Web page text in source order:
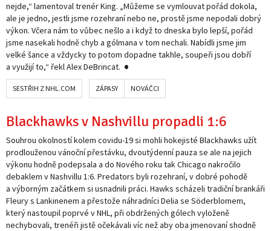
nejde,“ lamentoval trenér King. „Můžeme se vymlouvat pořád dokola,
ale je jedno, jestli jsme rozehraní nebo ne, prostě jsme nepodali dobrý
výkon. Včera nám to vůbec nešlo a i když to dneska bylo lepší, pořád
jsme nasekali hodně chyb a gólmana v tom nechali. Nabídli jsme jim
velké šance a vždycky to potom dopadne takhle, soupeři jsou dobří
a využijí to,“ řekl Alex DeBrincat.
SESTŘIH Z NHL.COM ZÁPASY NOVÁČCI
Blackhawks v Nashvillu propadli 1:6
Souhrou okolností kolem covidu-19 si mohli hokejisté Blackhawks užít
prodlouženou vánoční přestávku, dvoutýdenní pauza se ale na jejich
výkonu hodně podepsala a do Nového roku tak Chicago nakročilo
debaklem v Nashvillu 1:6. Predators byli rozehraní, v dobré pohodě
a výborným začátkem si usnadnili práci. Hawks scházeli tradiční brankáři
Fleury s Lankinenem a přestože náhradníci Delia se Söderblomem,
který nastoupil poprvé v NHL, při obdržených gólech vyloženě
nechybovali, trenéři jistě očekávali víc než aby oba jmenovaní shodně